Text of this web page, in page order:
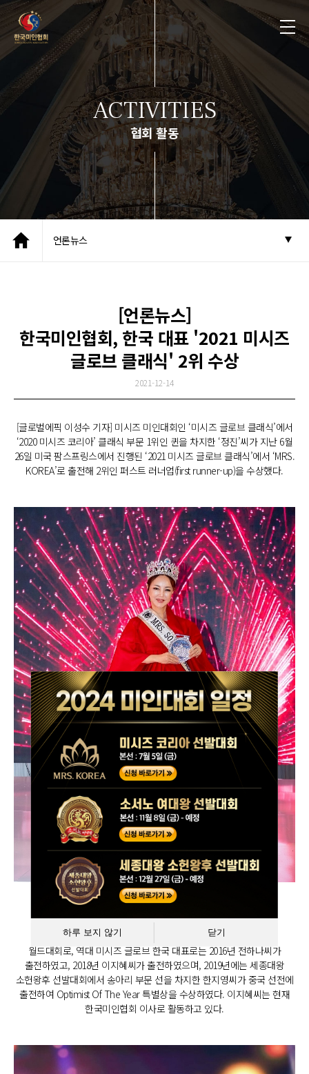
ACTIVITIES
협회 활동
언론뉴스
[언론뉴스]
한국미인협회, 한국 대표 '2021 미시즈
글로브 클래식' 2위 수상
2021-12-14
[글로벌에픽 이성수 기자] 미시즈 미인대회인 ‘미시즈 글로브 클래식’에서
‘2020 미시즈 코리아’ 클래식 부문 1위인 퀸을 차지한 ‘정진’씨가 지난 6월
26일 미국 팜스프링스에서 진행된 ‘2021 미시즈 글로브 클래식’에서 ‘MRS.
KOREA’로 출전해 2위인 퍼스트 러너업(first runner-up)을 수상했다.
2020 세종대왕 소헌왕후 선발대회 모도리 부문 진 김가혜
미시즈 글로브(Mrs. Globe)는 미시즈 부문 세계 1위의 독보적인
월드대회로, 역대 미시즈 글로브 한국 대표로는 2016년 전하나씨가
출전하였고, 2018년 이지혜씨가 출전하였으며, 2019년에는 세종대왕
소헌왕후 선발대회에서 송아리 부문 선을 차지한 한지영씨가 중국 선전에
출전하여 Optimist Of The Year 특별상을 수상하였다. 이지혜씨는 현재
한국미인협회 이사로 활동하고 있다.
하루 보지 않기 닫기